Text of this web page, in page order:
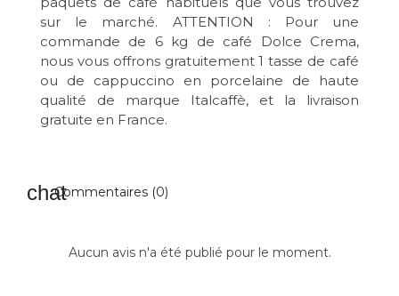
sur le marché. ATTENTION : Pour une
commande de 6 kg de café Dolce Crema,
nous vous offrons gratuitement 1 tasse de café
ou de cappuccino en porcelaine de haute
qualité de marque Italcaffè, et la livraison
gratuite en France.
Commentaires (0)
Aucun avis n'a été publié pour le moment.